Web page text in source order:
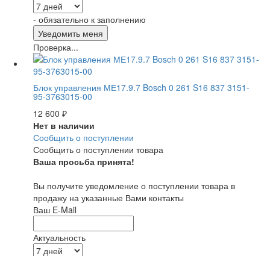
- обязательно к заполнению
Проверка...
Блок управления МЕ17.9.7 Bosch 0 261 S16 837 3151-
95-3763015-00
12 600 ₽
Нет в наличии
Сообщить о поступлении
Сообщить о поступлении товара
Ваша просьба принята!
Вы получите уведомление о поступлении товара в
продажу на указанные Вами контакты
Ваш E-Mail
Актуальность